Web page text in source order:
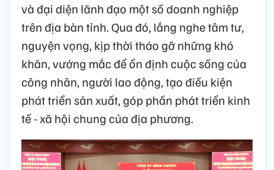
và đại diện lãnh đạo một số doanh nghiệp
trên địa bàn tỉnh. Qua đó, lắng nghe tâm tư,
nguyện vọng, kịp thời tháo gỡ những khó
khăn, vướng mắc để ổn định cuộc sống của
công nhân, người lao động, tạo điều kiện
phát triển sản xuất, góp phần phát triển kinh
tế - xã hội chung của địa phương.